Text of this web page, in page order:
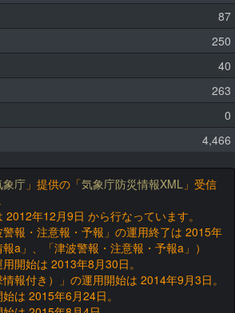
87
250
40
263
0
4,466
象庁 」提供の「気象庁防災情報XML 」受信
年12月9日 から行なっています。
報・注意報・予報」の運用終了は 2015年
a」、「津波警報・注意報・予報a」）
開始は 2013年8月30日。
報付き）」の運用開始は 2014年9月3日。
は 2015年6月24日。